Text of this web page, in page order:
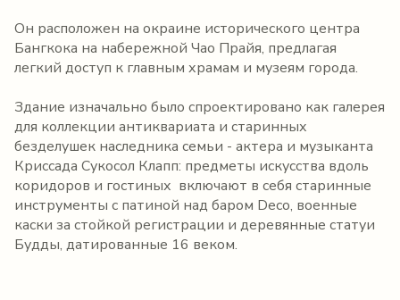
Он расположен на окраине исторического центра
Бангкока на набережной Чао Прайя, предлагая
легкий доступ к главным храмам и музеям города.
Здание изначально было спроектировано как галерея
для коллекции антиквариата и старинных
безделушек наследника семьи - актера и музыканта
Криссада Сукосол Клапп: предметы искусства вдоль
коридоров и гостиных включают в себя старинные
инструменты с патиной над баром Deco, военные
каски за стойкой регистрации и деревянные статуи
Будды, датированные 16 веком.